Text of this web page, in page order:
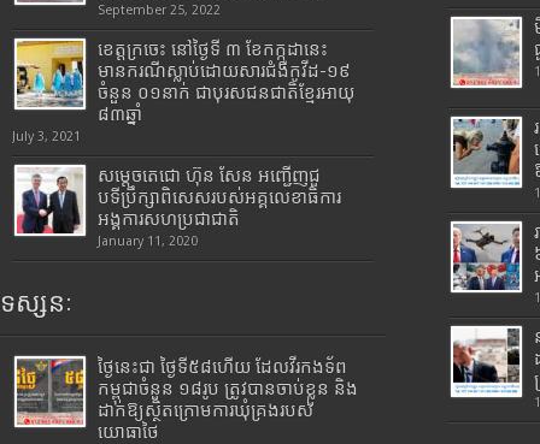
September 25, 2022
ខេត្តក្រចេះ នៅថ្ងៃទី ៣ ខែកក្កដានេះ
មានករណីស្លាប់ដោយសារជំងឺកូវីដ-១៩
ចំនួន ០១នាក់ ជាបុរសជនជាតិខ្មែរអាយុ
៨៣ឆ្នាំ
July 3, 2021
សម្តេចតេជោ ហ៊ុន សែន អញ្ជើញជួ
បទីប្រឹក្សាពិសេសរបស់អគ្គលេខាធិការ
អង្គការសហប្រជាជាតិ
January 11, 2020
ទស្សនៈ
ថ្ងៃនេះជា ថ្ងៃទី៥៨ហើយ ដែលវីរកងទ័ព
កម្ពុជាចំនួន ១៨រូប ត្រូវបានចាប់ខ្លួន និង
ដាក់ឱ្យស្ថិតក្រោមការឃុំគ្រងរបស់
យោធាថៃ